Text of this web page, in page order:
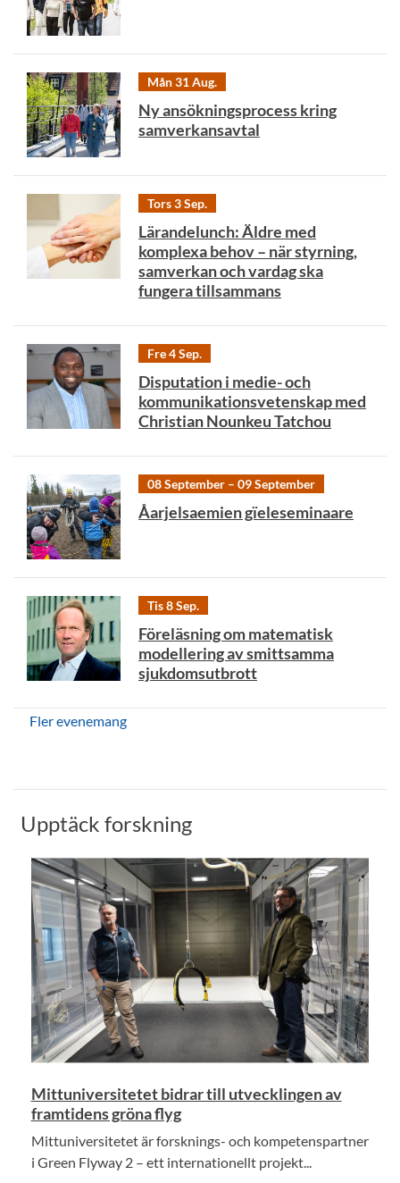
Mån 31 Aug.
Ny ansökningsprocess kring
samverkansavtal
Tors 3 Sep.
Lärandelunch: Äldre med
komplexa behov – när styrning,
samverkan och vardag ska
fungera tillsammans
Fre 4 Sep.
Disputation i medie- och
kommunikationsvetenskap med
Christian Nounkeu Tatchou
08 September – 09 September
Åarjelsaemien gïeleseminaare
Tis 8 Sep.
Föreläsning om matematisk
modellering av smittsamma
sjukdomsutbrott
Fler evenemang
Upptäck forskning
Mittuniversitetet bidrar till utvecklingen av
framtidens gröna flyg
Mittuniversitetet är forsknings- och kompetenspartner
i Green Flyway 2 – ett internationellt projekt...